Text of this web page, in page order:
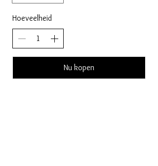
Hoeveelheid
Nu kopen